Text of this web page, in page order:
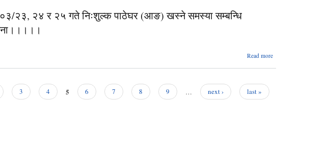
२३, २४ र २५ गते निःशुल्क पाठेघर (आङ) खस्ने समस्या सम्बन्धि
Read more
3 4 5 6 7 8 9 … next › last »